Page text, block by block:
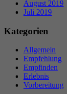
August 2019
Juli 2019
Kategorien
Allgemein
Empfehlung
Empfinden
Erlebnis
Vorbereitung